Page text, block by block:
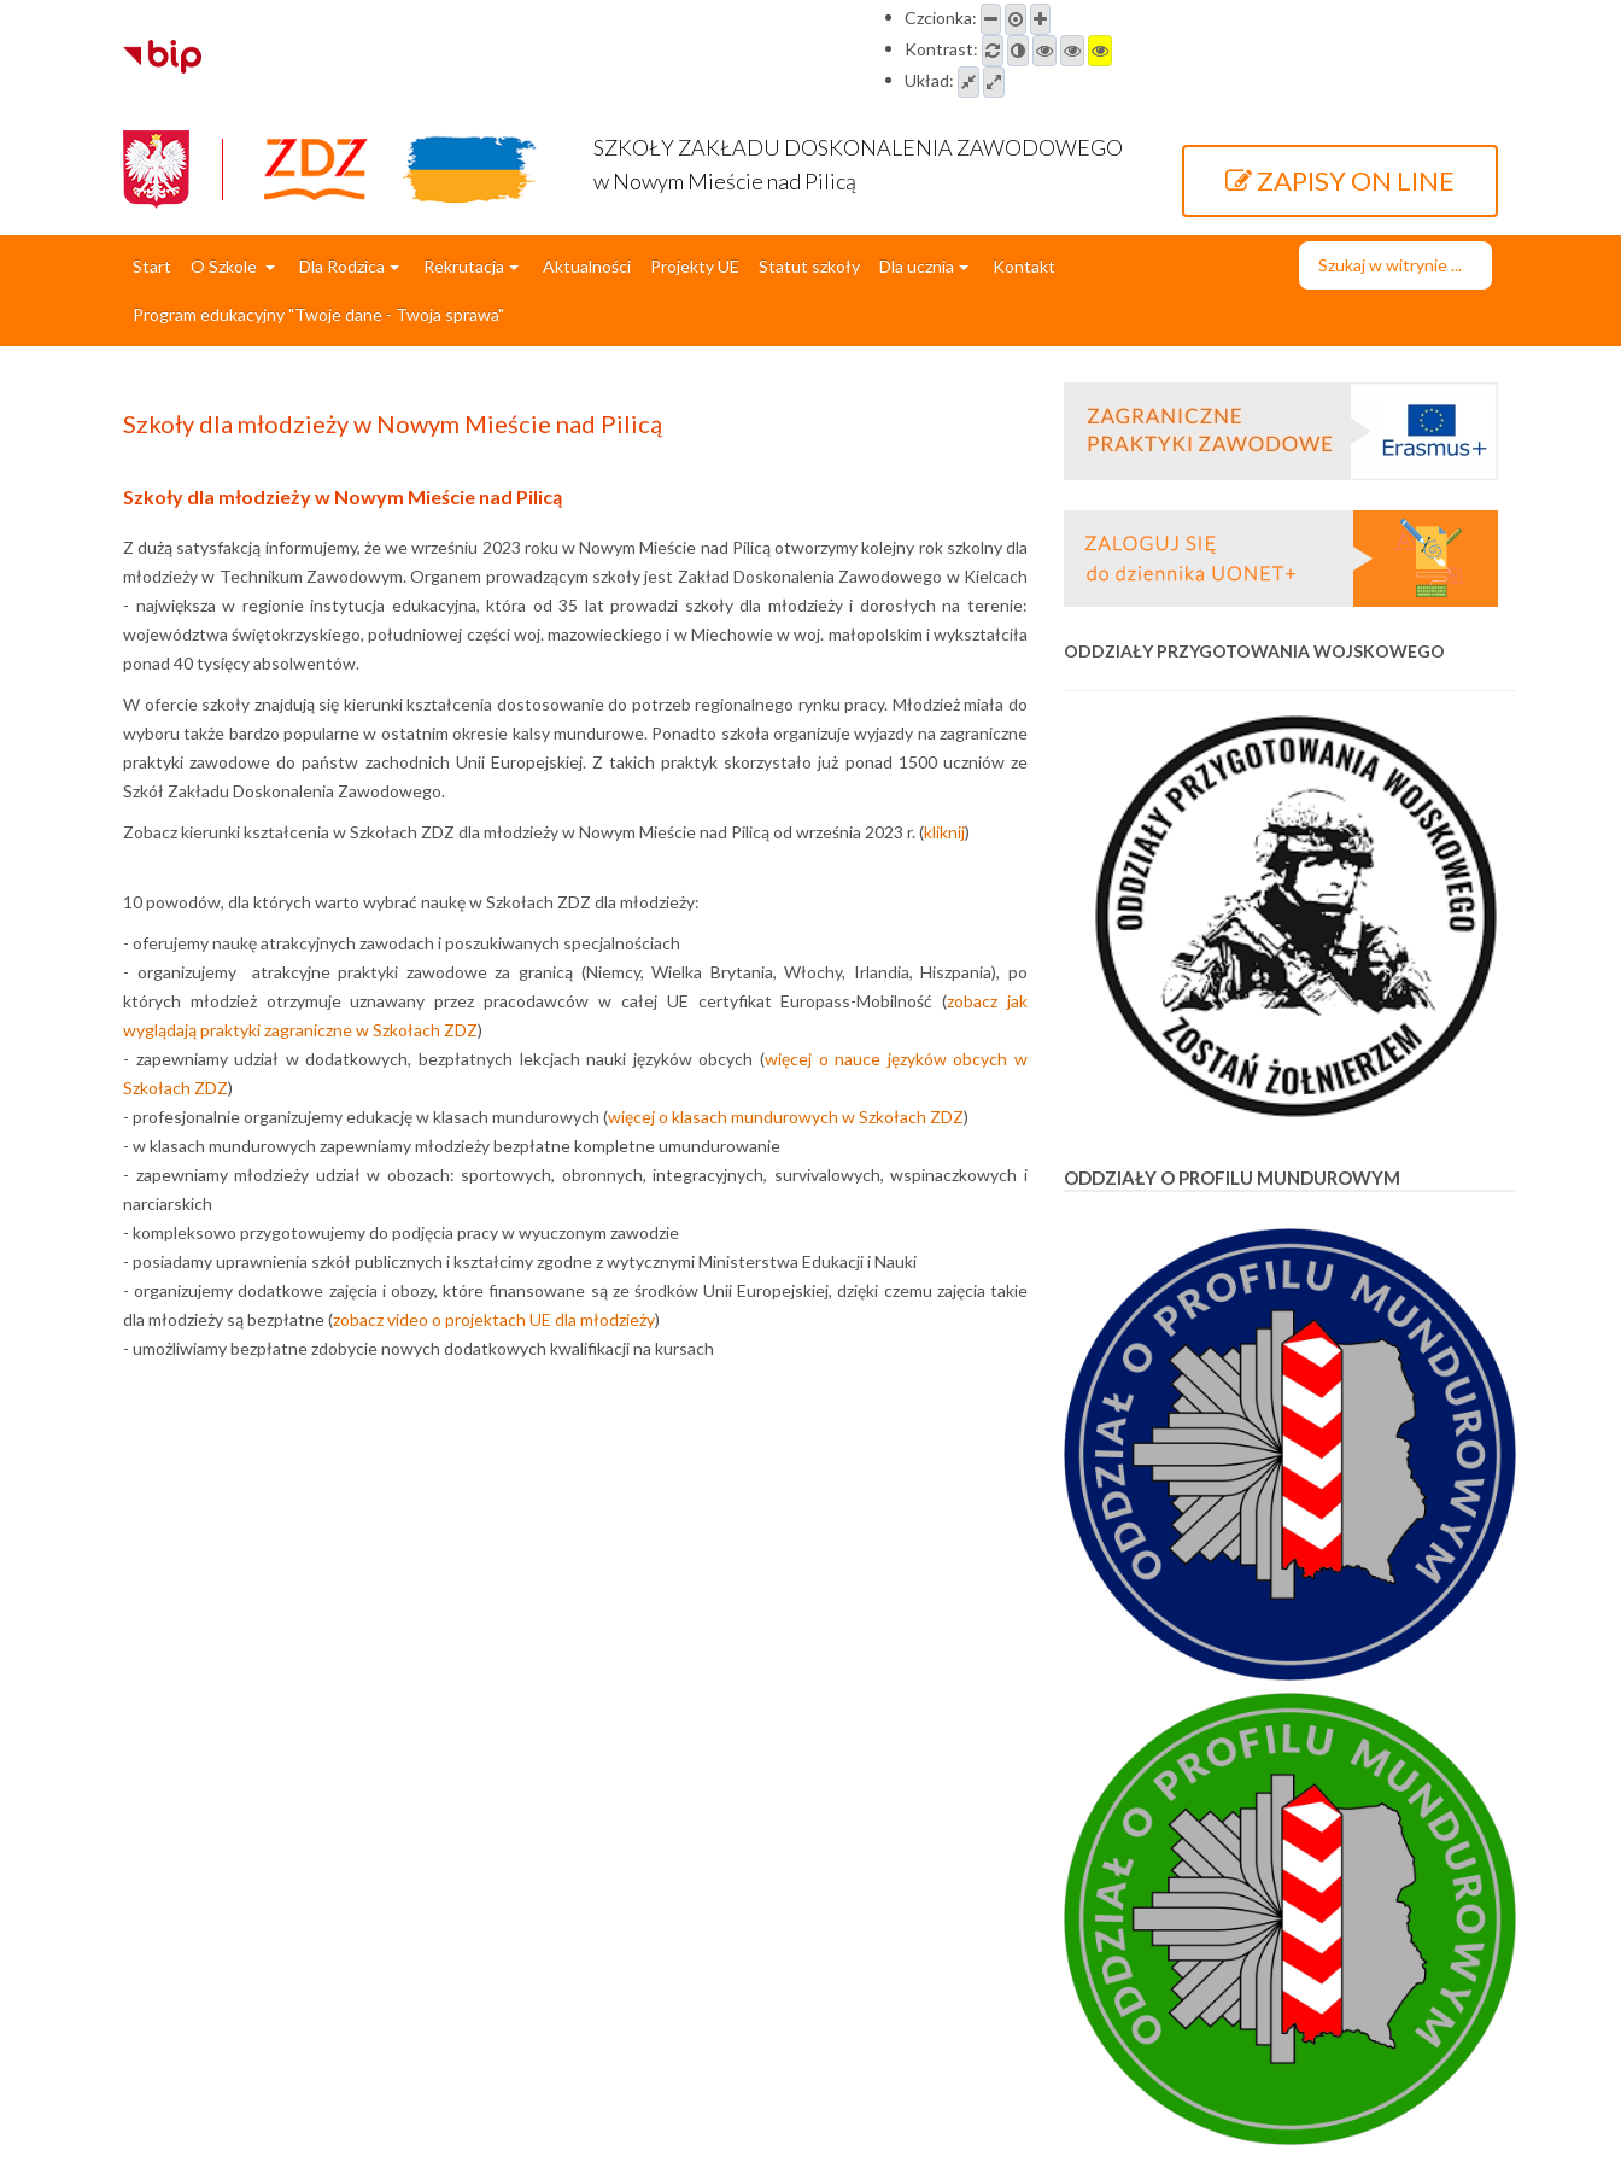
Czcionka:
Kontrast:
Układ:
SZKOŁY ZAKŁADU DOSKONALENIA ZAWODOWEGO
w Nowym Mieście nad Pilicą
ZAPISY ON LINE
Start O Szkole Dla Rodzica Rekrutacja Aktualności Projekty UE Statut szkoły Dla ucznia Kontakt
Program edukacyjny "Twoje dane - Twoja sprawa"
Szukaj...
Szkoły dla młodzieży w Nowym Mieście nad Pilicą
Szkoły dla młodzieży w Nowym Mieście nad Pilicą
Z dużą satysfakcją informujemy, że we wrześniu 2023 roku w Nowym Mieście nad Pilicą otworzymy kolejny rok szkolny dla
młodzieży w Technikum Zawodowym. Organem prowadzącym szkoły jest Zakład Doskonalenia Zawodowego w Kielcach
- największa w regionie instytucja edukacyjna, która od 35 lat prowadzi szkoły dla młodzieży i dorosłych na terenie:
województwa świętokrzyskiego, południowej części woj. mazowieckiego i w Miechowie w woj. małopolskim i wykształciła
ponad 40 tysięcy absolwentów.
W ofercie szkoły znajdują się kierunki kształcenia dostosowanie do potrzeb regionalnego rynku pracy. Młodzież miała do
wyboru także bardzo popularne w ostatnim okresie kalsy mundurowe. Ponadto szkoła organizuje wyjazdy na zagraniczne
praktyki zawodowe do państw zachodnich Unii Europejskiej. Z takich praktyk skorzystało już ponad 1500 uczniów ze
Szkół Zakładu Doskonalenia Zawodowego.
Zobacz kierunki kształcenia w Szkołach ZDZ dla młodzieży w Nowym Mieście nad Pilicą od września 2023 r. (kliknij)
10 powodów, dla których warto wybrać naukę w Szkołach ZDZ dla młodzieży:
- oferujemy naukę atrakcyjnych zawodach i poszukiwanych specjalnościach
- organizujemy atrakcyjne praktyki zawodowe za granicą (Niemcy, Wielka Brytania, Włochy, Irlandia, Hiszpania), po
których młodzież otrzymuje uznawany przez pracodawców w całej UE certyfikat Europass-Mobilność (zobacz jak
wyglądają praktyki zagraniczne w Szkołach ZDZ)
- zapewniamy udział w dodatkowych, bezpłatnych lekcjach nauki języków obcych (więcej o nauce języków obcych w
Szkołach ZDZ)
- profesjonalnie organizujemy edukację w klasach mundurowych (więcej o klasach mundurowych w Szkołach ZDZ)
- w klasach mundurowych zapewniamy młodzieży bezpłatne kompletne umundurowanie
- zapewniamy młodzieży udział w obozach: sportowych, obronnych, integracyjnych, survivalowych, wspinaczkowych i
narciarskich
- kompleksowo przygotowujemy do podjęcia pracy w wyuczonym zawodzie
- posiadamy uprawnienia szkół publicznych i kształcimy zgodne z wytycznymi Ministerstwa Edukacji i Nauki
- organizujemy dodatkowe zajęcia i obozy, które finansowane są ze środków Unii Europejskiej, dzięki czemu zajęcia takie
dla młodzieży są bezpłatne (zobacz video o projektach UE dla młodzieży)
- umożliwiamy bezpłatne zdobycie nowych dodatkowych kwalifikacji na kursach
ODDZIAŁY PRZYGOTOWANIA WOJSKOWEGO
ODDZIAŁY O PROFILU MUNDUROWYM